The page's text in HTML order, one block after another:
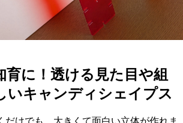
育に！透ける見た目や組
いキャンディシェイプス
だけでも、大きくて面白い立体が作れま